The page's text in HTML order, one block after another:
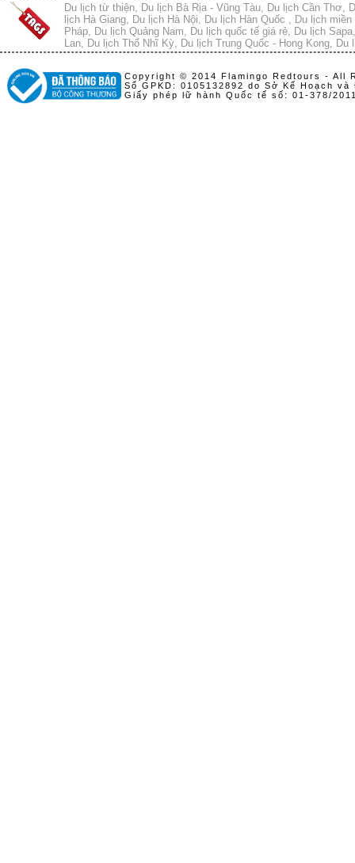
Du lịch từ thiện Du lịch Bà Rịa - Vũng Tàu Du lịch Cần Thơ
lịch Hà Giang
Du lịch Hà Nội Du lịch Hàn Quốc
Du lịch miền
Pháp
Du lịch Quảng Nam Du lịch quốc tế giá rẻ Du lịch Sapa
Lan
Du lịch Thổ Nhĩ Kỳ Du lịch Trung Quốc - Hong Kong Du
Copyright © 2014 Flamingo Redtours - All
Số GPKD: 0105132892 do Sở Kế Hoạch
Giấy phép lữ hành Quốc tế số: 01-378/